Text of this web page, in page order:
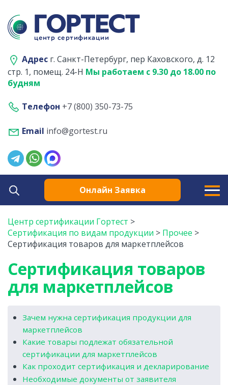
Адрес г. Санкт-Петербург, пер Каховского, д. 12
стр. 1, помещ. 24-Н Мы работаем с 9.30 до 18.00 по
будням
Телефон +7 (800) 350-73-75
Email info@gortest.ru
Онлайн Заявка
Центр сертификации Гортест >
Сертификация по видам продукции > Прочее >
Сертификация товаров для маркетплейсов
Сертификация товаров
для маркетплейсов
Зачем нужна сертификация продукции для
маркетплейсов
Какие товары подлежат обязательной
сертификации для маркетплейсов
Как проходит сертификация и декларирование
Необходимые документы от заявителя